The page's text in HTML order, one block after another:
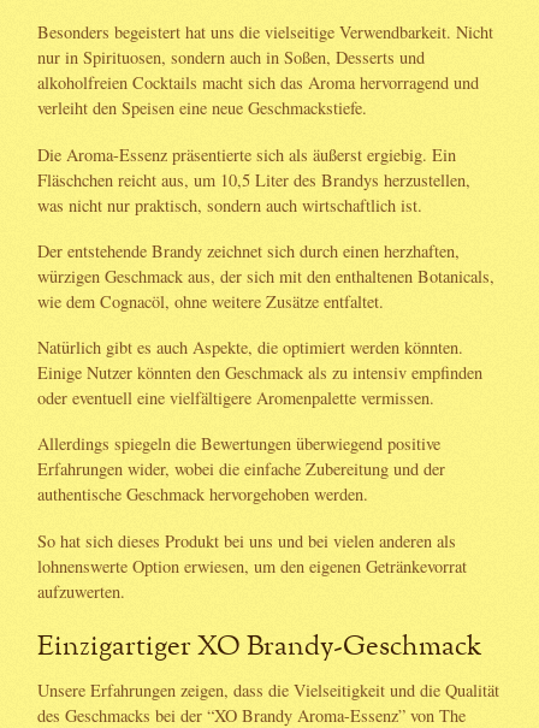
Besonders begeistert hat uns die vielseitige Verwendbarkeit. Nicht
nur in Spirituosen, sondern auch in Soßen, Desserts und
alkoholfreien Cocktails macht sich das Aroma hervorragend und
verleiht den Speisen eine neue Geschmackstiefe.
Die Aroma-Essenz präsentierte sich als äußerst ergiebig. Ein
Fläschchen reicht aus, um 10,5 Liter des Brandys herzustellen,
was nicht nur praktisch, sondern auch wirtschaftlich ist.
Der entstehende Brandy zeichnet sich durch einen herzhaften,
würzigen Geschmack aus, der sich mit den enthaltenen Botanicals,
wie dem Cognacöl, ohne weitere Zusätze entfaltet.
Natürlich gibt es auch Aspekte, die optimiert werden könnten.
Einige Nutzer könnten den Geschmack als zu intensiv empfinden
oder eventuell eine vielfältigere Aromenpalette vermissen.
Allerdings spiegeln die Bewertungen überwiegend positive
Erfahrungen wider, wobei die einfache Zubereitung und der
authentische Geschmack hervorgehoben werden.
So hat sich dieses Produkt bei uns und bei vielen anderen als
lohnenswerte Option erwiesen, um den eigenen Getränkevorrat
aufzuwerten.
Einzigartiger XO Brandy-Geschmack
Unsere Erfahrungen zeigen, dass die Vielseitigkeit und die Qualität
des Geschmacks bei der “XO Brandy Aroma-Essenz” von The